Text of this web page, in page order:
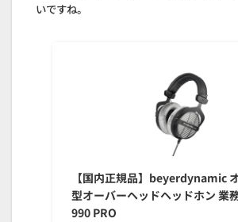
いですね。
【国内正規品】beyerdynamic
型オーバーヘッドヘッドホン 業
990 PRO